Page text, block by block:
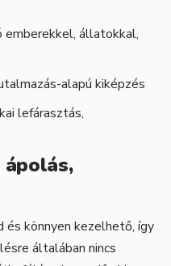
emberekkel, állatokkal,
alapú kiképzés
lefárasztás,
ápolás,
könnyen kezelhető, így
általában nincs